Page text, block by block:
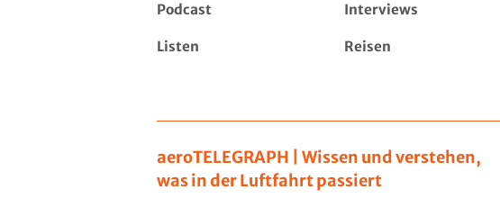
Podcast Interviews
Listen Reisen
aeroTELEGRAPH | Wissen und verstehen,
was in der Luftfahrt passiert